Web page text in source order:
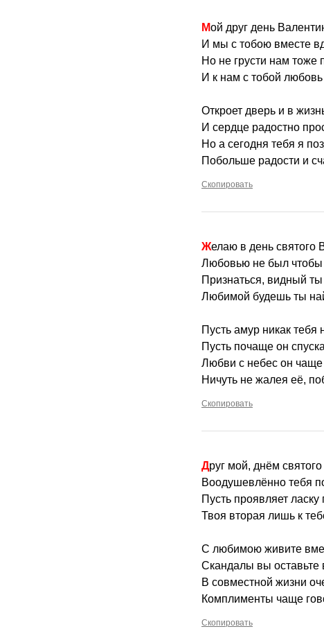
Мой друг день
И мы с тобою вместе
Но не грусти нам тоже
И к нам с тобой любовь
Откроет дверь и в
И сердце радостно
Но а сегодня тебя я
Побольше радости и
Скопировать
Желаю в день святого
Любовью не был чтобы
Признаться, видный
Любимой будешь ты
Пусть амур никак тебя
Пусть почаще он
Любви с небес он чаще
Ничуть не жалея её,
Скопировать
Друг мой, днём
Воодушевлённо тебя
Пусть проявляет ласку
Твоя вторая лишь к
С любимою живите
Скандалы вы оставьте
В совместной жизни
Комплименты чаще
Скопировать